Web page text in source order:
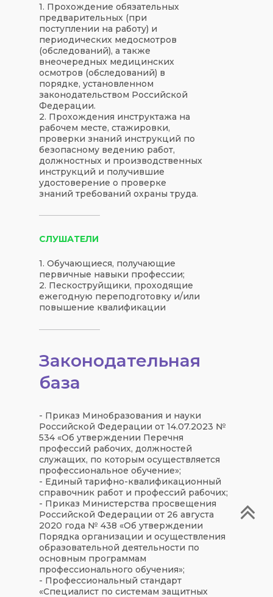
СЛУШАТЕЛИ
1. Обучающиеся, получающие
первичные навыки профессии;
2. Пескоструйщики, проходящие
ежегодную переподготовку и/или
повышение квалификации
1. Прохождение обязательных
предварительных (при
поступлении на работу) и
периодических медосмотров
(обследований), а также
внеочередных медицинских
осмотров (обследований) в
порядке, установленном
законодательством Российской
Федерации.
2. Прохождения инструктажа на
рабочем месте, стажировки,
проверки знаний инструкций по
безопасному ведению работ,
должностных и производственных
инструкций и получившие
удостоверение о проверке
знаний требований охраны труда.
Законодательная
база
- Приказ Минобразования и науки
Российской Федерации от 14.07.2023 №
534 «Об утверждении Перечня
профессий рабочих, должностей
служащих, по которым осуществляется
профессиональное обучение»;
- Единый тарифно-квалификационный
справочник работ и профессий рабочих;
- Приказ Министерства просвещения
Российской Федерации от 26 августа
2020 года № 438 «Об утверждении
Порядка организации и осуществления
образовательной деятельности по
основным программам
профессионального обучения»;
- Профессиональный стандарт
«Специалист по системам защитных